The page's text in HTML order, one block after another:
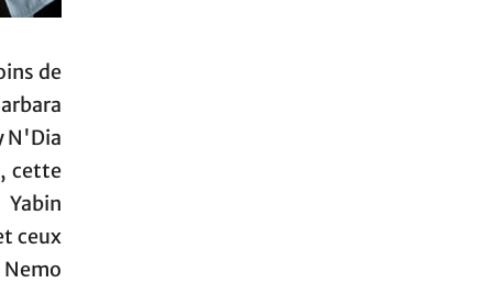
de
N'Dia
cette
ceux